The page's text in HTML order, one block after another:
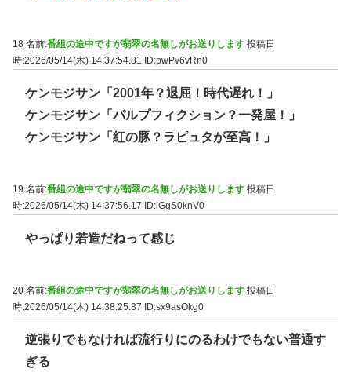
18 名前:番組の途中ですが翡翠の名無しがお送りします 投稿日
時:2026/05/14(木) 14:37:54.81
ID:pwPv6vRn0
ケンモジサン「2001年？退屈！時代遅れ！」
ケンモジサン「パルプフィクション？一発屋！」
ケンモジサン「紅の豚？ラピュタが至高！」
19 名前:番組の途中ですが翡翠の名無しがお送りします 投稿日
時:2026/05/14(木) 14:37:56.17
ID:iGgS0knV0
やっぱり若造だねって感じ
20 名前:番組の途中ですが翡翠の名無しがお送りします 投稿日
時:2026/05/14(木) 14:38:25.37 ID:sx9asOkg0
逆張りでもなければ流行りにのるわけでもない普通す
ぎる